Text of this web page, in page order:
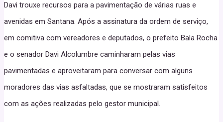
Davi trouxe recursos para a pavimentação de várias ruas e
avenidas em Santana. Após a assinatura da ordem de serviço,
em comitiva com vereadores e deputados, o prefeito Bala Rocha
e o senador Davi Alcolumbre caminharam pelas vias
pavimentadas e aproveitaram para conversar com alguns
moradores das vias asfaltadas, que se mostraram satisfeitos
com as ações realizadas pelo gestor municipal.